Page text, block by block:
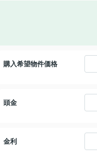
購入希望物件価格
頭金
金利